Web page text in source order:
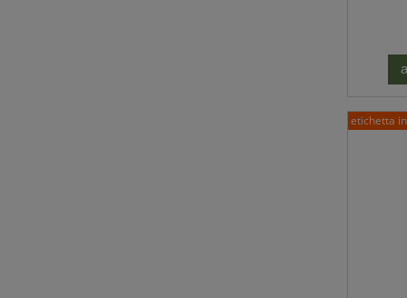
etichetta